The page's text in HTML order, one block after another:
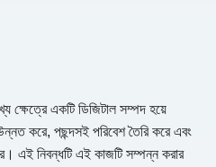
ক্ষেত্রে একটি ডিজিটাল সম্পদ হয়ে
করে, পছন্দসই পরিবেশ তৈরি করে এবং
এই নিবন্ধটি এই কাজটি সম্পন্ন করার